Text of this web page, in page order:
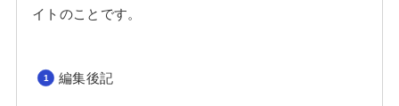
イトのことです。
編集後記